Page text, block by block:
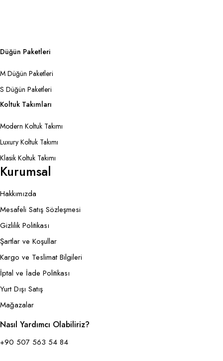
Düğün Paketleri
M Düğün Paketleri
S Düğün Paketleri
Koltuk Takımları
Modern Koltuk Takımı
Luxury Koltuk Takımı
Klasik Koltuk Takımı
Kurumsal
Hakkımızda
Mesafeli Satış Sözleşmesi
Gizlilik Politikası
Şartlar ve Koşullar
Kargo ve Teslimat Bilgileri
İptal ve İade Politikası
Yurt Dışı Satış
Mağazalar
Nasıl Yardımcı Olabiliriz?
+90 507 563 54 84